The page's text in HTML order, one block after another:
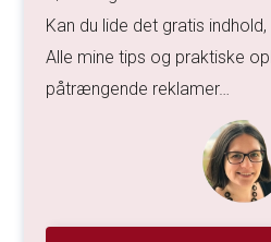
Kan du lide det gratis
Alle mine tips og praktiske
påtrængende reklamer…